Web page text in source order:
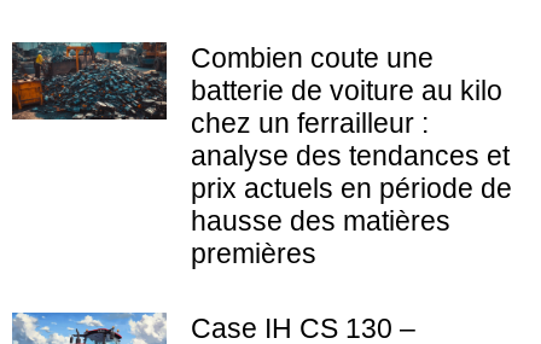
Combien coute une
batterie de voiture au kilo
chez un ferrailleur :
analyse des tendances et
prix actuels en période de
hausse des matières
premières
Case IH CS 130 –